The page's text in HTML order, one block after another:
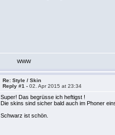
WWW
Re: Style / Skin
Reply #1 -02. Apr 2015 at 23:34
Super! Das begrüsse ich heftigst !
Die skins sind sicher bald auch im Phoner
Schwarz ist schön.